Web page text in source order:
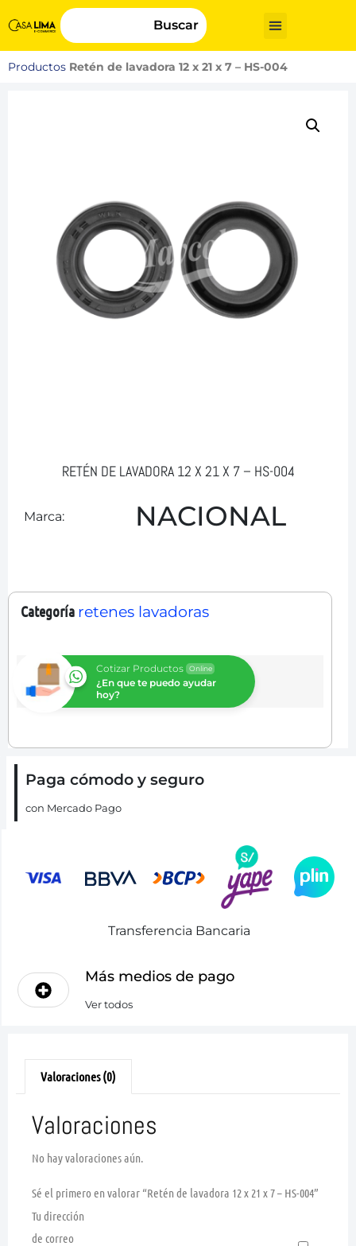
Buscar
Productos Retén de lavadora 12 x 21 x 7 – HS-004
RETÉN DE LAVADORA 12 X 21 X 7 – HS-004
Marca: NACIONAL
Categoría retenes lavadoras
Cotizar Productos Online
¿En que te puedo ayudar
hoy?
Paga cómodo y seguro
con Mercado Pago
Transferencia Bancaria
Más medios de pago
Ver todos
Valoraciones (0)
Valoraciones
No hay valoraciones aún.
Sé el primero en valorar “Retén de lavadora 12 x 21 x 7 – HS-004”
Tu dirección
de correo